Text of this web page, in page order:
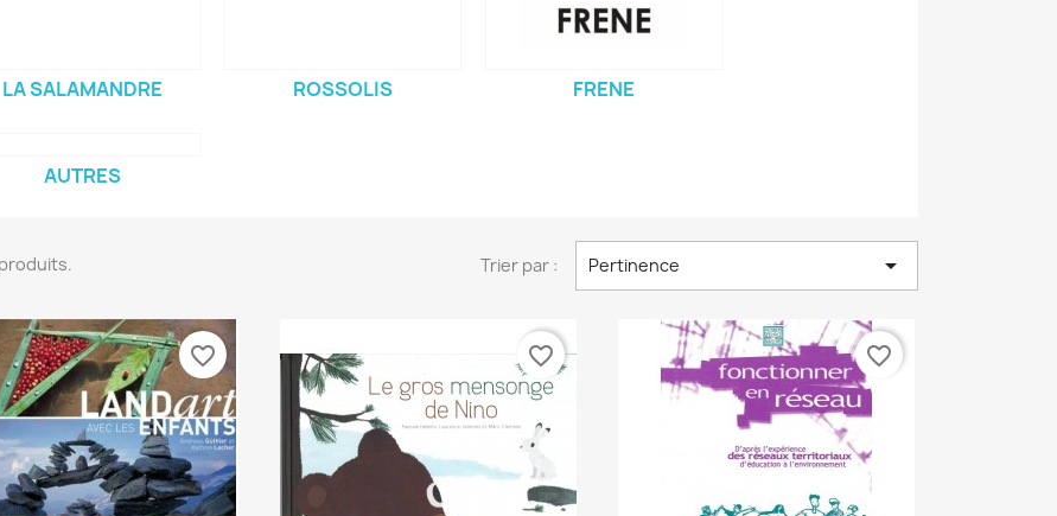
LA SALAMANDRE ROSSOLIS FRENE
AUTRES
Trier par : Pertinence 
favorite_border favorite_border favorite_border